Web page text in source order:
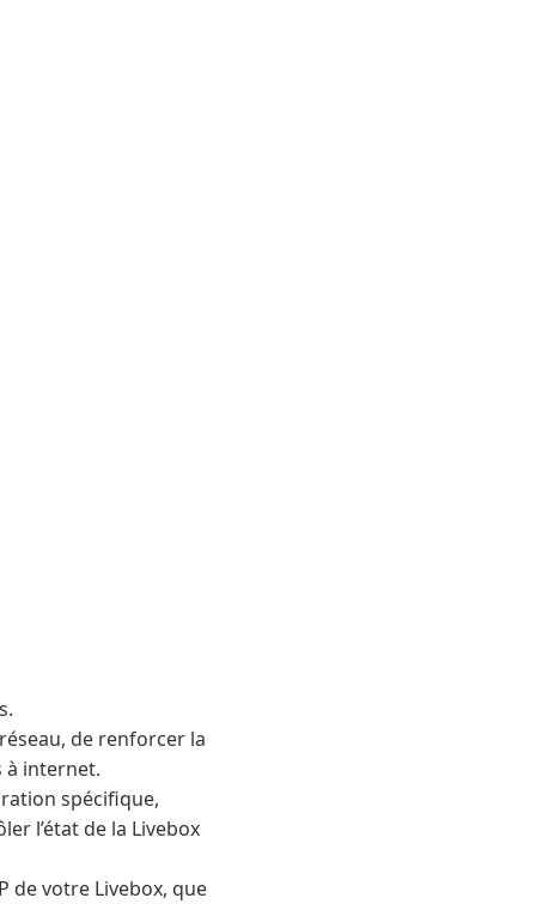
de renforcer la
à internet.
spécifique,
l’état de la Livebox
de votre Livebox, que